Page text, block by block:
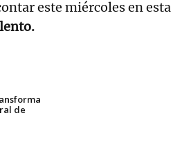
este miércoles en esta
de